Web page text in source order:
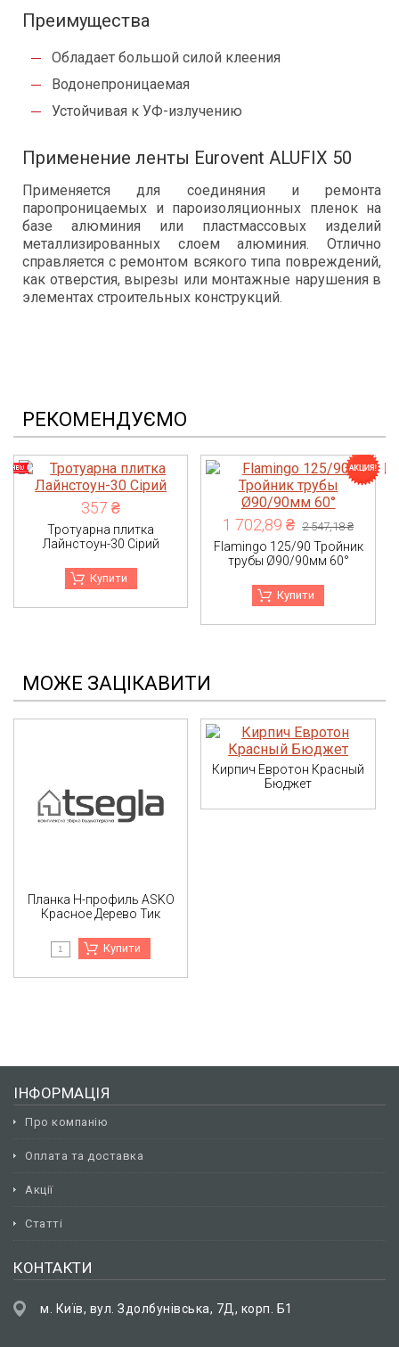
Преимущества
Обладает большой силой клеения
Водонепроницаемая
Устойчивая к УФ-излучению
Применение ленты Eurovent ALUFIX 50
Применяется для соединяния и ремонта
паропроницаемых и пароизоляционных пленок на
базе алюминия или пластмассовых изделий
металлизированных слоем алюминия. Отлично
справляется с ремонтом всякого типа повреждений,
как отверстия, вырезы или монтажные нарушения в
элементах строительных конструкций.
РЕКОМЕНДУЄМО
357 ₴
Тротуарна плитка
Лайнстоун-30 Сірий
Купити
1 702,89 ₴2 547,18 ₴
Flamingo 125/90 Тройник
трубы Ø90/90мм 60°
Купити
МОЖЕ ЗАЦІКАВИТИ
Планка H-профиль ASKO
Красное Дерево Тик
Купити
Кирпич Евротон Красный
Бюджет
КОНТАКТИ
м. Київ, вул. Здолбунівська, 7Д, корп. Б1
ІНФОРМАЦІЯ
Про компанію
Оплата та доставка
Акції
Статті